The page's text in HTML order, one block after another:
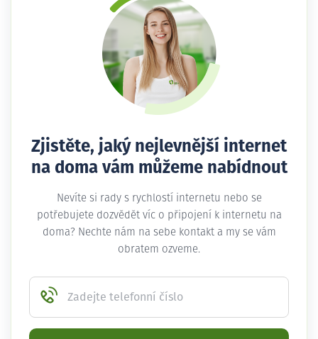
Zjistěte, jaký nejlevnější internet
na doma vám můžeme nabídnout
Nevíte si rady s rychlostí internetu nebo se
potřebujete dozvědět víc o připojení k internetu na
doma? Nechte nám na sebe kontakt a my se vám
obratem ozveme.
Zadejte telefonní číslo